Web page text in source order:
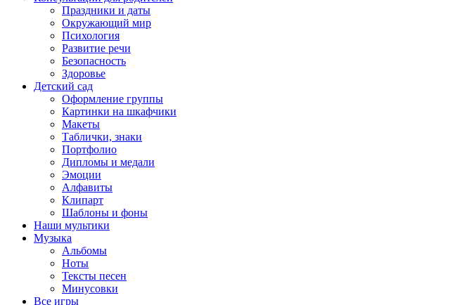
Праздники и даты
Окружающий мир
Психология
Развитие речи
Безопасность
Здоровье
Детский сад
Оформление группы
Картинки на шкафчики
Макеты
Таблички, знаки
Портфолио
Дипломы и медали
Эмоции
Алфавиты
Клипарт
Шаблоны и фоны
Наши мультики
Музыка
Альбомы
Ноты
Тексты песен
Минусовки
Все игры